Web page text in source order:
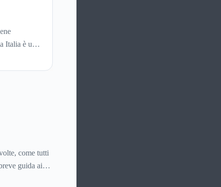
Italia è un
come tutti
guida ai